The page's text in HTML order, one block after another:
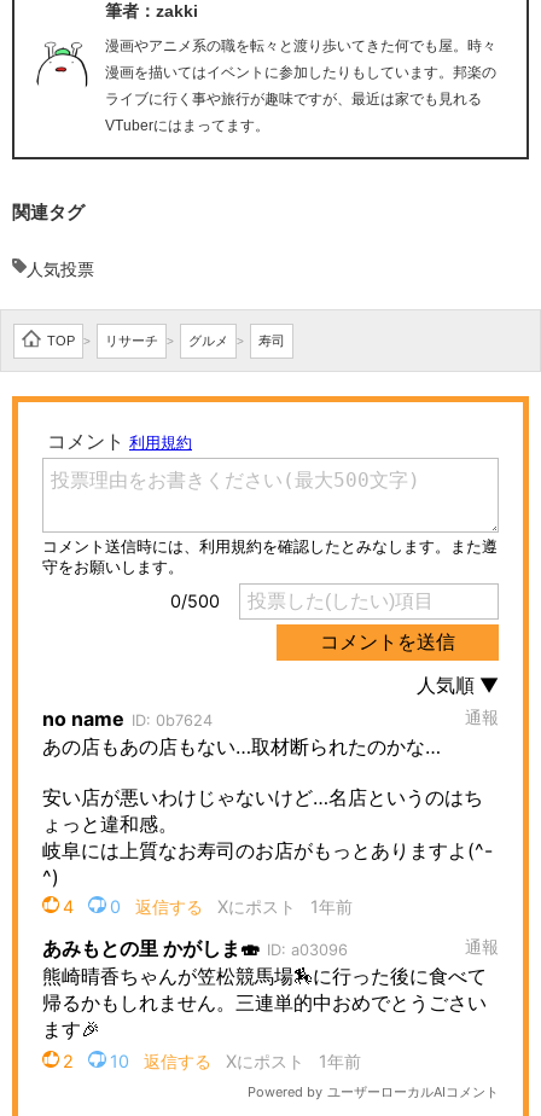
筆者：zakki
漫画やアニメ系の職を転々と渡り歩いてきた何でも屋。時々
漫画を描いてはイベントに参加したりもしています。邦楽の
ライブに行く事や旅行が趣味ですが、最近は家でも見れる
VTuberにはまってます。
関連タグ
人気投票
TOP > リサーチ > グルメ > 寿司